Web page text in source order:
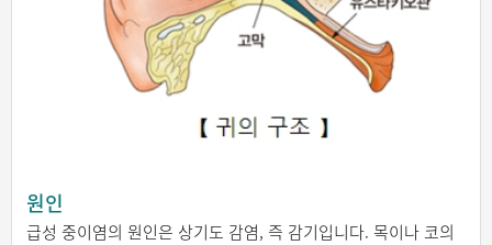
원인
급성 중이염의 원인은 상기도 감염, 즉 감기입니다. 목이나 코의